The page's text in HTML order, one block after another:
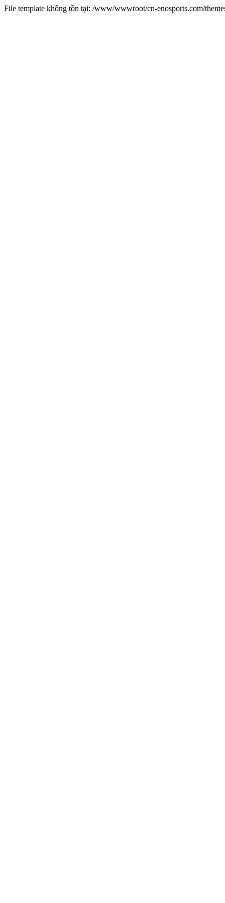
File template không tồn tại: /www/wwwroot/cn-enosports.com/